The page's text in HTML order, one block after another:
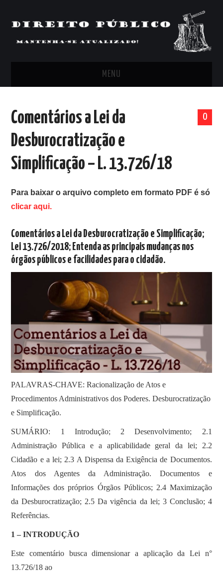
MENU
ARTIGOS, COMENTÁRIOS E PONTOS
CLIPPING’S
0
Comentários a Lei da
Desburocratização e
Simplificação – L. 13.726/18
Para baixar o arquivo completo em formato PDF é só
clicar aqui.
Comentários a Lei da Desburocratização e Simplificação;
Lei 13.726/2018; Entenda as principais mudanças nos
órgãos públicos e facilidades para o cidadão.
PALAVRAS-CHAVE: Racionalização de Atos e
Procedimentos Administrativos dos Poderes. Desburocratização
e Simplificação.
SUMÁRIO: 1 Introdução; 2 Desenvolvimento; 2.1
Administração Pública e a aplicabilidade geral da lei; 2.2
Cidadão e a lei; 2.3 A Dispensa da Exigência de Documentos.
Atos dos Agentes da Administração. Documentos e
Informações dos próprios Órgãos Públicos; 2.4 Maximização
da Desburocratização; 2.5 Da vigência da lei; 3 Conclusão; 4
Referências.
1 – INTRODUÇÃO
Este comentário busca dimensionar a aplicação da Lei n°
13.726/18 ao